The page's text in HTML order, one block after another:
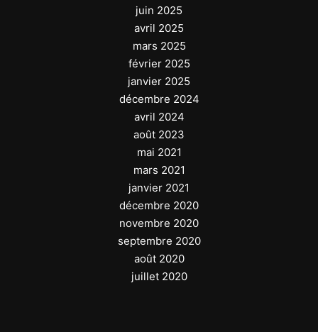
juin 2025
avril 2025
mars 2025
février 2025
janvier 2025
décembre 2024
avril 2024
août 2023
mai 2021
mars 2021
janvier 2021
décembre 2020
novembre 2020
septembre 2020
août 2020
juillet 2020